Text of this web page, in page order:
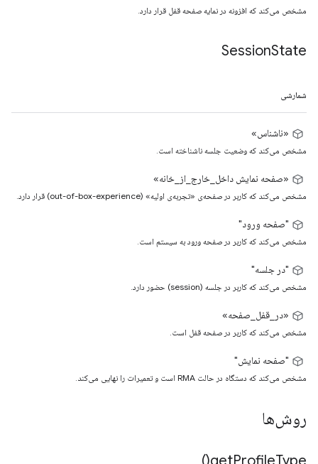
مشخص می‌کند که افزونه در نمایه صفحه قفل قرار دارد.
SessionState
شمارشی
«ناشناس»
مشخص می‌کند که وضعیت جلسه ناشناخته است.
«صفحه نمایش داخل_خارج_از_خانه»
مشخص می‌کند که کاربر در صفحه‌ی «تجربه‌ی اولیه» (out-of-box-experience) قرار دارد.
"صفحه ورود"
مشخص می‌کند که کاربر در صفحه ورود به سیستم است.
"در جلسه"
مشخص می‌کند که کاربر در جلسه (session) حضور دارد.
«در_قفل_صفحه»
مشخص می‌کند که کاربر در صفحه قفل است.
"صفحه نمایش"
مشخص می‌کند که دستگاه در حالت RMA است و تعمیرات را نهایی می‌کند.
روش‌ها